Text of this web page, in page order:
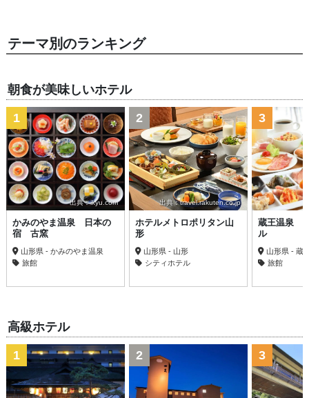
テーマ別のランキング
朝食が美味しいホテル
出典：ikyu.com
1
かみのやま温泉 日本の
宿 古窯
山形県 - かみのやま温泉
旅館
出典：travel.rakuten.co.jp
2
ホテルメトロポリタン山
形
山形県 - 山形
シティホテル
3
蔵王温泉
ル
山形県 - 蔵
旅館
高級ホテル
1 2 3